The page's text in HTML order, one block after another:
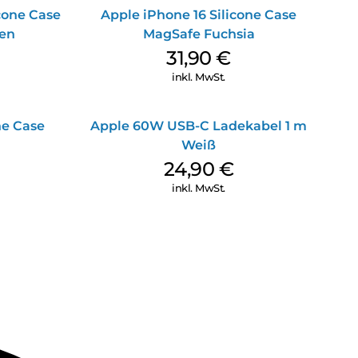
Case
Apple iPhone 16 Silicone Case
MagSafe Fuchsia
31,90€
inkl. MwSt.
Case
Apple 60W USB-C Ladekabel 1 m
Weiß
24,90 €
inkl. MwSt.